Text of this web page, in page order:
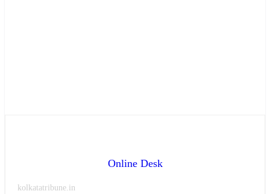
Online Desk
kolkatatribune.in